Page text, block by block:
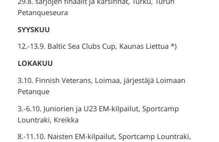
Petanqueseura
SYYSKUU
12.-13.9. Baltic Sea Clubs Cup, Kaunas Liettua *)
LOKAKUU
3.10. Finnish Veterans, Loimaa, järjestäjä Loimaan
Petanque
3.-6.10. Juniorien ja U23 EM-kilpailut, Sportcamp
Lountraki, Kreikka
8.-11.10. Naisten EM-kilpailut, Sportcamp Lountraki,